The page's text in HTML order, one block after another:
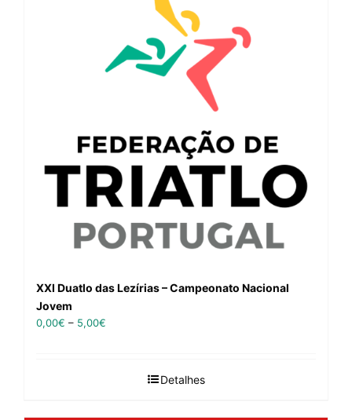
XXI Duatlo das Lezírias – Campeonato Nacional
Jovem
0,00€ – 5,00€
Detalhes